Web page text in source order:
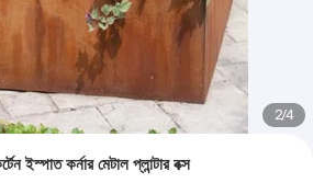
2/4
ইস্পাত কর্নার মেটাল প্লান্টার বক্স